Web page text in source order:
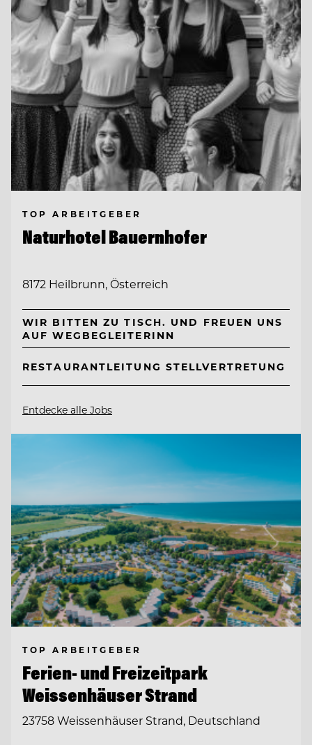
TOP ARBEITGEBER
Naturhotel Bauernhofer
8172 Heilbrunn, Österreich
WIR BITTEN ZU TISCH. UND FREUEN UNS
AUF WEGBEGLEITERINN
RESTAURANTLEITUNG STELLVERTRETUNG
Entdecke alle Jobs
TOP ARBEITGEBER
Ferien- und Freizeitpark
Weissenhäuser Strand
23758 Weissenhäuser Strand, Deutschland